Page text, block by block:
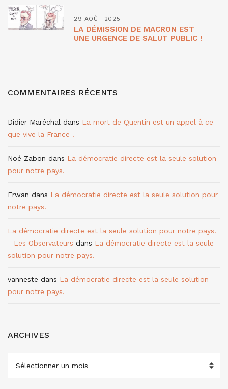
29 AOÛT 2025
LA DÉMISSION DE MACRON EST
UNE URGENCE DE SALUT PUBLIC !
COMMENTAIRES RÉCENTS
Didier Maréchal dans La mort de Quentin est un appel à ce
que vive la France !
Noé Zabon dans La démocratie directe est la seule solution
pour notre pays.
Erwan dans La démocratie directe est la seule solution pour
notre pays.
La démocratie directe est la seule solution pour notre pays.
- Les Observateurs dans La démocratie directe est la seule
solution pour notre pays.
vanneste dans La démocratie directe est la seule solution
pour notre pays.
ARCHIVES
ARCHIVES